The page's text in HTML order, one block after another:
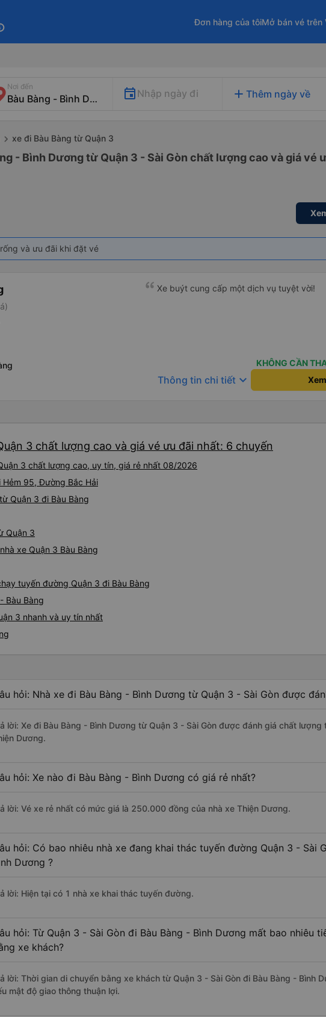
Đơn hàng của tôiMở bán vé trên
Nơi đến
Nhập ngày đi add Thêm ngày về
xe đi Bàu Bàng từ Quận 3
- Bình Dương từ Quận 3 - Sài Gòn chất lượng cao và giá vé
và ưu đãi khi đặt vé
Xe buýt cung cấp một dịch vụ tuyệt vời!
KHÔNG CẦN
Thông tin chi tiết keyboard_arrow_down
3 chất lượng cao và giá vé ưu đãi nhất: 6 chuyến
3 chất lượng cao, uy tín, giá rẻ nhất 08/2026
Hẻm 95, Đường Bắc Hải
Quận 3 đi Bàu Bàng
Quận 3
xe Quận 3 Bàu Bàng
tuyến đường Quận 3 đi Bàu Bàng
Bàu Bàng
3 nhanh và uy tín nhất
hỏi: Nhà xe đi Bàu Bàng - Bình Dương từ Quận 3 - Sài Gòn được
lời: Xe đi Bàu Bàng - Bình Dương từ Quận 3 - Sài Gòn được đánh giá chất
Dương.
hỏi: Xe nào đi Bàu Bàng - Bình Dương có giá rẻ nhất?
lời: Vé xe rẻ nhất có mức giá là 250.000 đồng của nhà xe Thiện Dương.
hỏi: Có bao nhiêu nhà xe đang khai thác tuyến đường Quận 3 - Sài
Dương ?
lời: Hiện tại có 1 nhà xe khai thác tuyến đường.
hỏi: Từ Quận 3 - Sài Gòn đi Bàu Bàng - Bình Dương mất bao nhiêu
xe khách?
lời: Thời gian di chuyển bằng xe khách từ Quận 3 - Sài Gòn đi Bàu Bàng - Bình
mật độ giao thông thuận lợi.